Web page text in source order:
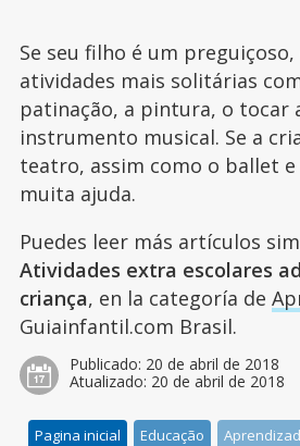
Se seu filho é um preguiçoso,
atividades mais solitárias
patinação, a pintura, o tocar
instrumento musical. Se a
teatro, assim como o ballet
muita ajuda.
Puedes leer más artículos
Atividades extra escolares
criança, en la categoría de
Guiainfantil.com Brasil.
Publicado: 20 de abril de 2018
Atualizado: 20 de abril de 2018
Pagina inicial Educação